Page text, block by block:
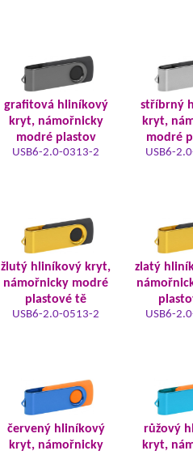
grafitová hliníkový
kryt, námořnicky
modré plastov
USB6-2.0-0313-2
stříbrný
kryt,
modré
USB6-
žlutý hliníkový kryt,
námořnicky modré
plastové tě
USB6-2.0-0513-2
zlatý
USB6-
červený hliníkový
kryt, námořnicky
růžový
kryt,